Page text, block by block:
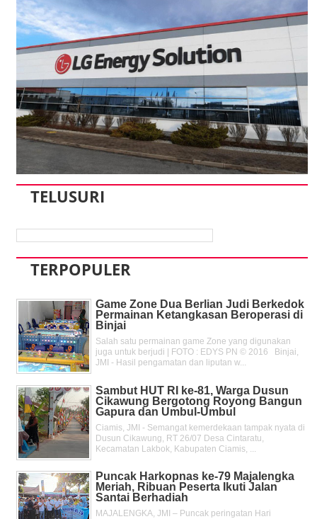
TELUSURI
TERPOPULER
Game Zone Dua Berlian Judi Berkedok
Permainan Ketangkasan Beroperasi di
Binjai
Salah satu permainan game Zone yang digunakan
juga untuk berjudi | FOTO : EDYS PN © 2016 Binjai,
JMI - Hasil pengamatan dan liputan w...
Sambut HUT RI ke-81, Warga Dusun
Cikawung Bergotong Royong Bangun
Gapura dan Umbul-Umbul
Ciamis, JMI - Semangat kemerdekaan tampak nyata di
Dusun Cikawung, RT 26/07 Desa Cintaratu,
Kecamatan Lakbok, Kabupaten Ciamis, ...
Puncak Harkopnas ke-79 Majalengka
Meriah, Ribuan Peserta Ikuti Jalan
Santai Berhadiah
MAJALENGKA, JMI – Puncak peringatan Hari